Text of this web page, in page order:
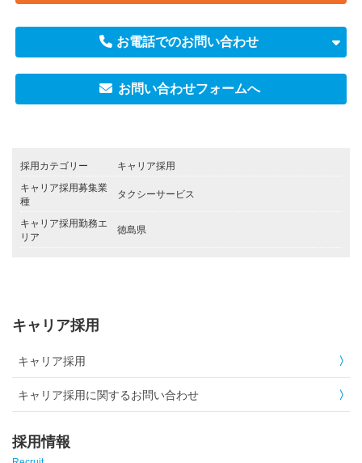
お電話でのお問い合わせ
お問い合わせフォームへ
採用カテゴリー
キャリア採用
キャリア採用募集業
種
タクシーサービス
キャリア採用勤務エ
リア
徳島県
キャリア採用
キャリア採用
キャリア採用に関するお問い合わせ
採用情報